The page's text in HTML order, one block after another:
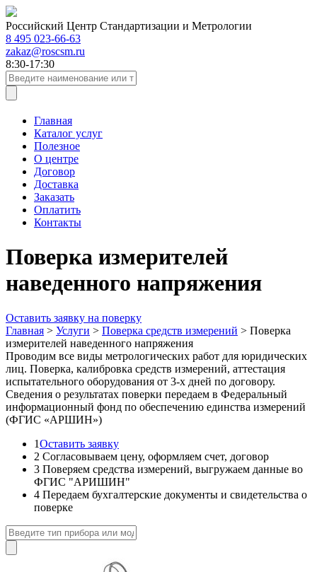
Российский Центр Стандартизации и Метрологии
8 495 023-66-63
zakaz@roscsm.ru
8:30-17:30
Главная
Каталог услуг
Полезное
О центре
Договор
Доставка
Заказать
Оплатить
Контакты
Поверка измерителей
наведенного напряжения
Оставить заявку на поверку
Главная > Услуги > Поверка средств измерений > Поверка
измерителей наведенного напряжения
Проводим все виды метрологических работ для юридических
лиц. Поверка, калибровка средств измерений, аттестация
испытательного оборудования от 3-х дней по договору.
Сведения о результатах поверки передаем в Федеральный
информационный фонд по обеспечению единства измерений
(ФГИС «АРШИН»)
1Оставить заявку
2 Согласовываем цену, оформляем счет, договор
3 Поверяем средства измерений, выгружаем данные во
ФГИС "АРИШИН"
4 Передаем бухгалтерские документы и свидетельства о
поверке